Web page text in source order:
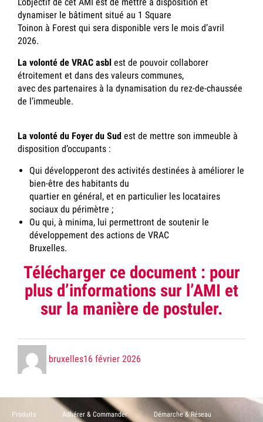
dynamiser le bâtiment situé au 1 Square
Toinon à Forest qui sera disponible vers le mois d’avril
2026.
La volonté de VRAC asbl est de pouvoir collaborer
étroitement et dans des valeurs communes,
avec des partenaires à la dynamisation du rez-de-chaussée
de l’immeuble.
La volonté du Foyer du Sud est de mettre son immeuble à
disposition d’occupants :
Qui développeront des activités destinées à améliorer le
bien-être des habitants du
quartier en général, et en particulier les locataires
sociaux du périmètre ;
Ou qui, à minima, lui permettront de soutenir le
développement des actions de VRAC
Bruxelles.
Télécharger ce document : pour
plus d’informations sur l’AMI et
sur la manière de postuler.
Posté
bruxelles
le
16 février 2026
Produits Adhérer & Commander Démarche & Réseau